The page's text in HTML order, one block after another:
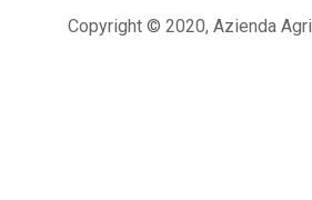
Copyright © 2020, Azienda